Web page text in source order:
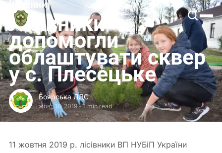
[Новини[
Лісівники
допомогли
облаштувати сквер
у с. Плесецьке
Боярська ЛДС
жовт 16, 2019-1 min read
11 жовтня 2019 р. лісівники ВП НУБіП України